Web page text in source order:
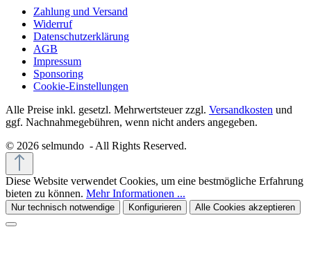
Zahlung und Versand
Widerruf
Datenschutzerklärung
AGB
Impressum
Sponsoring
Cookie-Einstellungen
Alle Preise inkl. gesetzl. Mehrwertsteuer zzgl. Versandkosten und
ggf. Nachnahmegebühren, wenn nicht anders angegeben.
© 2026 selmundo - All Rights Reserved.
Diese Website verwendet Cookies, um eine bestmögliche Erfahrung
bieten zu können. Mehr Informationen ...
Nur technisch notwendige Konfigurieren Alle Cookies akzeptieren